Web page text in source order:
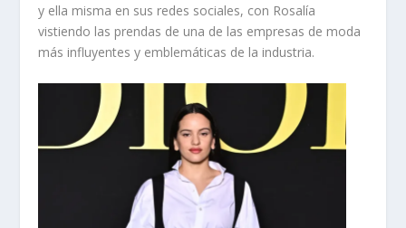
y ella misma en sus redes sociales, con Rosalía
vistiendo las prendas de una de las empresas de moda
más influyentes y emblemáticas de la industria.